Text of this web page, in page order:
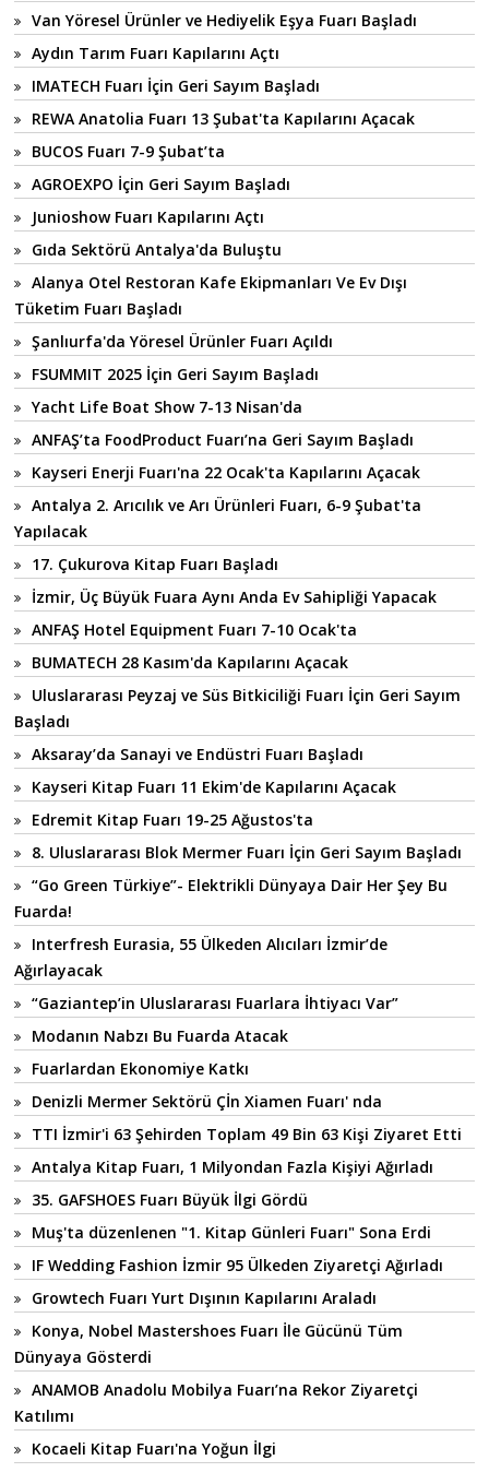
Van Yöresel Ürünler ve Hediyelik Eşya Fuarı Başladı
Aydın Tarım Fuarı Kapılarını Açtı
IMATECH Fuarı İçin Geri Sayım Başladı
REWA Anatolia Fuarı 13 Şubat'ta Kapılarını Açacak
BUCOS Fuarı 7-9 Şubat’ta
AGROEXPO İçin Geri Sayım Başladı
Junioshow Fuarı Kapılarını Açtı
Gıda Sektörü Antalya'da Buluştu
Alanya Otel Restoran Kafe Ekipmanları Ve Ev Dışı
Tüketim Fuarı Başladı
Şanlıurfa'da Yöresel Ürünler Fuarı Açıldı
FSUMMIT 2025 İçin Geri Sayım Başladı
Yacht Life Boat Show 7-13 Nisan'da
ANFAŞ’ta FoodProduct Fuarı’na Geri Sayım Başladı
Kayseri Enerji Fuarı'na 22 Ocak'ta Kapılarını Açacak
Antalya 2. Arıcılık ve Arı Ürünleri Fuarı, 6-9 Şubat'ta
Yapılacak
17. Çukurova Kitap Fuarı Başladı
İzmir, Üç Büyük Fuara Aynı Anda Ev Sahipliği Yapacak
ANFAŞ Hotel Equipment Fuarı 7-10 Ocak'ta
BUMATECH 28 Kasım'da Kapılarını Açacak
Uluslararası Peyzaj ve Süs Bitkiciliği Fuarı İçin Geri Sayım
Başladı
Aksaray’da Sanayi ve Endüstri Fuarı Başladı
Kayseri Kitap Fuarı 11 Ekim'de Kapılarını Açacak
Edremit Kitap Fuarı 19-25 Ağustos'ta
8. Uluslararası Blok Mermer Fuarı İçin Geri Sayım Başladı
“Go Green Türkiye”- Elektrikli Dünyaya Dair Her Şey Bu
Fuarda!
Interfresh Eurasia, 55 Ülkeden Alıcıları İzmir’de
Ağırlayacak
“Gaziantep’in Uluslararası Fuarlara İhtiyacı Var”
Modanın Nabzı Bu Fuarda Atacak
Fuarlardan Ekonomiye Katkı
Denizli Mermer Sektörü Çİn Xiamen Fuarı' nda
TTI İzmir'i 63 Şehirden Toplam 49 Bin 63 Kişi Ziyaret Etti
Antalya Kitap Fuarı, 1 Milyondan Fazla Kişiyi Ağırladı
35. GAFSHOES Fuarı Büyük İlgi Gördü
Muş'ta düzenlenen "1. Kitap Günleri Fuarı" Sona Erdi
IF Wedding Fashion İzmir 95 Ülkeden Ziyaretçi Ağırladı
Growtech Fuarı Yurt Dışının Kapılarını Araladı
Konya, Nobel Mastershoes Fuarı İle Gücünü Tüm
Dünyaya Gösterdi
ANAMOB Anadolu Mobilya Fuarı’na Rekor Ziyaretçi
Katılımı
Kocaeli Kitap Fuarı'na Yoğun İlgi